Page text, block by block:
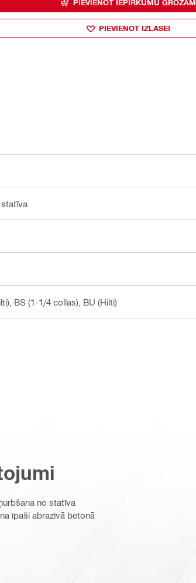
PIEVIENOT IEPIRKUMU GROZAM
PIEVIENOT IZLASEI
statīva
BS (1-1/4 collas), BU (Hilti)
no statīva
īpaši abrazīvā betonā